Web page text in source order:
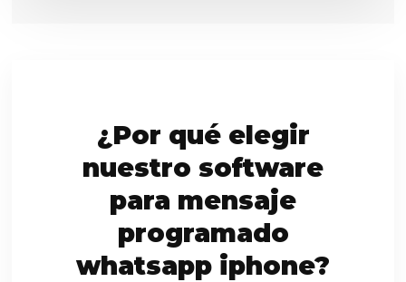
¿Por qué elegir
nuestro software
para mensaje
programado
whatsapp iphone?